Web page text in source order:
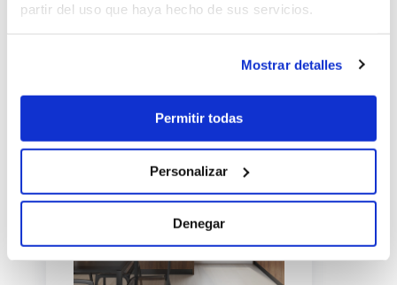
partir del uso que haya hecho de sus servicios.
Mostrar detalles
Permitir todas
Personalizar
Denegar
Descubre la gama de aerotermia de